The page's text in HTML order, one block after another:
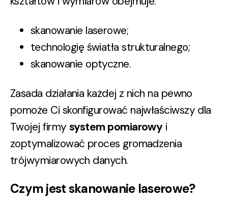
skanowanie laserowe;
technologię światła strukturalnego;
skanowanie optyczne.
Zasada działania każdej z nich na pewno
pomoże Ci skonfigurować najwłaściwszy dla
Twojej firmy system pomiarowy i
zoptymalizować proces gromadzenia
trójwymiarowych danych.
Czym jest skanowanie laserowe?